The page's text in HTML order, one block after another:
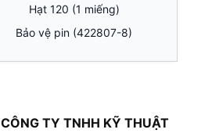
Hạt 120 (1 miếng)
Bảo vệ pin (422807-8)
CÔNG TY TNHH KỸ THUẬT